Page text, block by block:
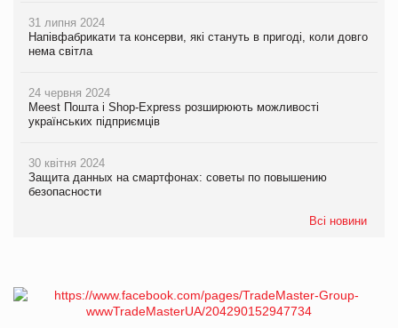
31 липня 2024
Напівфабрикати та консерви, які стануть в пригоді, коли довго
нема світла
24 червня 2024
Meest Пошта і Shop-Express розширюють можливості
українських підприємців
30 квітня 2024
Защита данных на смартфонах: советы по повышению
безопасности
Всі новини